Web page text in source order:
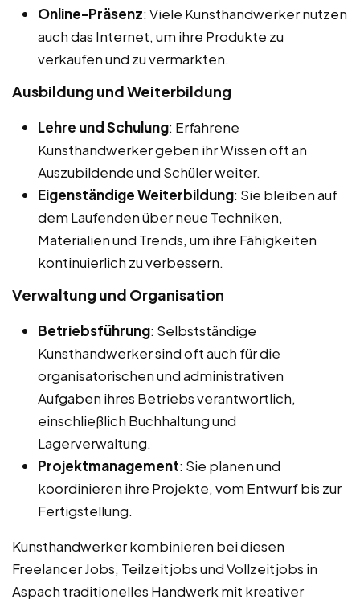
Online-Präsenz: Viele Kunsthandwerker nutzen
auch das Internet, um ihre Produkte zu
verkaufen und zu vermarkten.
Ausbildung und Weiterbildung
Lehre und Schulung: Erfahrene
Kunsthandwerker geben ihr Wissen oft an
Auszubildende und Schüler weiter.
Eigenständige Weiterbildung: Sie bleiben auf
dem Laufenden über neue Techniken,
Materialien und Trends, um ihre Fähigkeiten
kontinuierlich zu verbessern.
Verwaltung und Organisation
Betriebsführung: Selbstständige
Kunsthandwerker sind oft auch für die
organisatorischen und administrativen
Aufgaben ihres Betriebs verantwortlich,
einschließlich Buchhaltung und
Lagerverwaltung.
Projektmanagement: Sie planen und
koordinieren ihre Projekte, vom Entwurf bis zur
Fertigstellung.
Kunsthandwerker kombinieren bei diesen
Freelancer Jobs, Teilzeitjobs und Vollzeitjobs in
Aspach traditionelles Handwerk mit kreativer